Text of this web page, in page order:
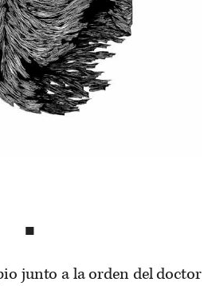
■
junto a la orden del doctor